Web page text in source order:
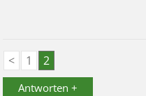
< 1 2
Antworten +